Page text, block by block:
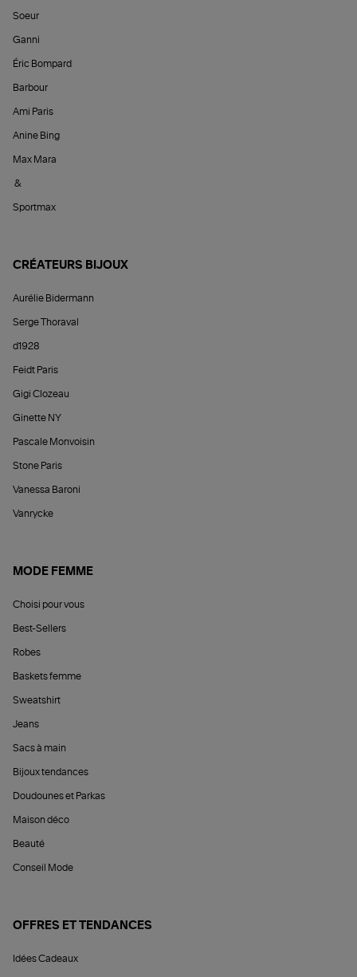
Soeur
Ganni
Éric Bompard
Barbour
Ami Paris
Anine Bing
Max Mara
&
Sportmax
CRÉATEURS BIJOUX
Aurélie Bidermann
Serge Thoraval
d1928
Feidt Paris
Gigi Clozeau
Ginette NY
Pascale Monvoisin
Stone Paris
Vanessa Baroni
Vanrycke
MODE FEMME
Choisi pour vous
Best-Sellers
Robes
Baskets femme
Sweatshirt
Jeans
Sacs à main
Bijoux tendances
Doudounes et Parkas
Maison déco
Beauté
Conseil Mode
OFFRES ET TENDANCES
Idées Cadeaux